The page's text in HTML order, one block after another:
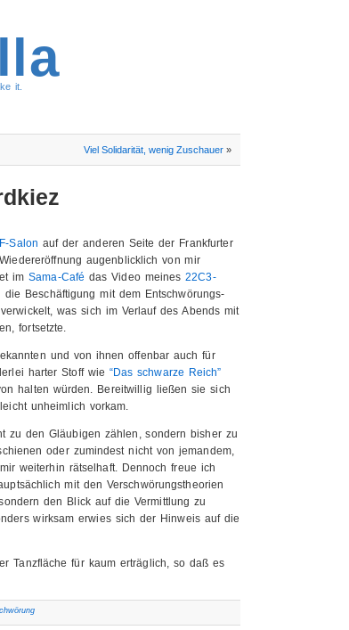
it.
Viel Solidarität, wenig Zuschauer»
Salon auf der anderen Seite der Frankfurter
augenblicklich von mir
imSama-Café das Video meines22C3-
Beschäftigung mit dem Entschwörungs-
was sich im Verlauf des Abends mit
fortsetzte.
und von ihnen offenbar auch für
harter Stoff wie “Das schwarze Reich”
halten würden. Bereitwillig ließen sie sich
unheimlich vorkam.
zu den Gläubigen zählen, sondern bisher zu
oder zumindest nicht von jemandem,
weiterhin rätselhaft. Dennoch freue ich
mit den Verschwörungstheorien
den Blick auf die Vermittlung zu
wirksam erwies sich der Hinweis auf die
Tanzfläche für kaum erträglich, so daß es